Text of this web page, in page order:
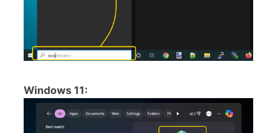
Windows 11: